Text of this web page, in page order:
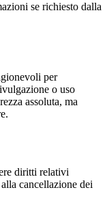
se richiesto dalla
per
o uso
assoluta, ma
diritti relativi
cancellazione dei